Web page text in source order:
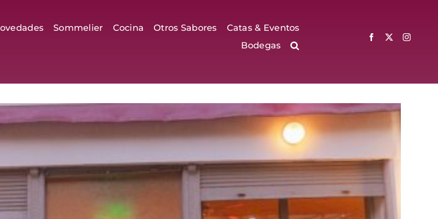
Sommelier Cocina Otros Sabores
Catas & Eventos
Bodegas